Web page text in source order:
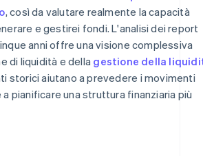
, così da valutare realmente la capacità
e gestirei fondi. L'analisi dei report
anni offre una visione complessiva
di liquidità e della gestione della
storici aiutano a prevedere i movimenti
pianificare una struttura finanziaria più